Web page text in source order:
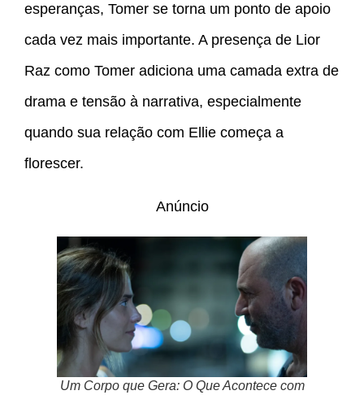
esperanças, Tomer se torna um ponto de apoio
cada vez mais importante. A presença de Lior
Raz como Tomer adiciona uma camada extra de
drama e tensão à narrativa, especialmente
quando sua relação com Ellie começa a
florescer.
Anúncio
Um Corpo que Gera: O Que Acontece com